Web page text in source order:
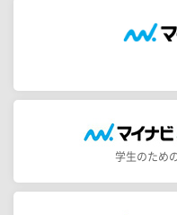
学生のため